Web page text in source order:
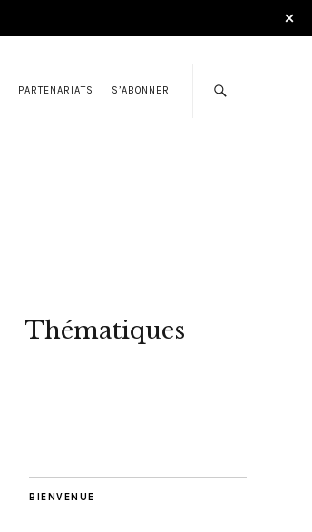
PARTENARIATS S’ABONNER
Thématiques
BIENVENUE